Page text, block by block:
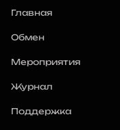
Главная
Обмен
Мероприятия
Журнал
Поддержка